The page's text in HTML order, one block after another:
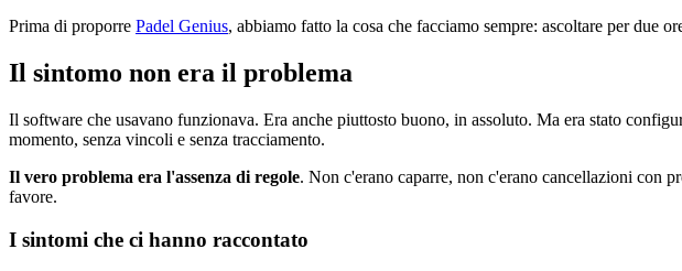
Prima di proporre Padel Genius, abbiamo fatto la cosa che facciamo sempre: ascoltare per due
Il sintomo non era il problema
Il software che usavano funzionava. Era anche piuttosto buono, in assoluto. Ma era stato
momento, senza vincoli e senza tracciamento.
Il vero problema era l'assenza di regole. Non c'erano caparre, non c'erano cancellazioni con
favore.
I sintomi che ci hanno raccontato